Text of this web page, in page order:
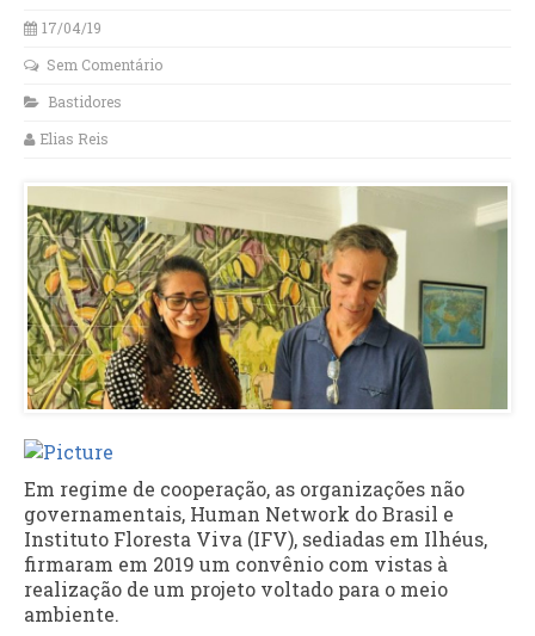
17/04/19
Sem Comentário
Bastidores
Elias Reis
Em regime de cooperação, as organizações não
governamentais, Human Network do Brasil e
Instituto Floresta Viva (IFV), sediadas em Ilhéus,
firmaram em 2019 um convênio com vistas à
realização de um projeto voltado para o meio
ambiente.